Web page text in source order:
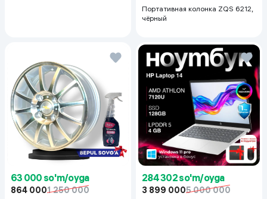
Портативная колонка ZQS 6212,
чёрный
63 000 so'm/oyga
864 0001 250 000
284 302 so'm/oyga
3 899 0005 000 000